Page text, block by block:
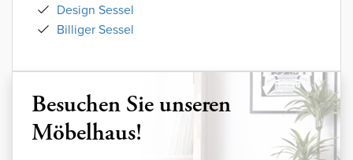
Design Sessel
Billiger Sessel
Besuchen Sie unseren
Möbelhaus!